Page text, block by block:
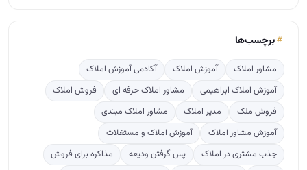
برچسب‌ها
مشاور املاک آموزش املاک
آکادمی آموزش املاک
آموزش املاک ابراهیمی
مشاور املاک حرفه ای
فروش املاک
فروش ملک
مدیر املاک
مشاور املاک مبتدی
آموزش مشاور املاک
آموزش املاک و مستغلات
جذب مشتری در املاک
پس گرفتن ودیعه
مذاکره برای فروش